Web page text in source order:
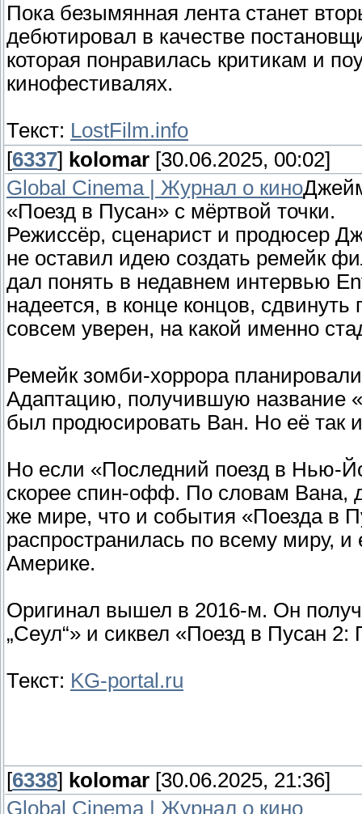
Пока безымянная лента станет
дебютировал в качестве
которая понравилась критикам и
кинофестивалях.
Текст: LostFilm.info
[6337] kolomar [30.06.2025, 00:02]
Global Cinema | Журнал о кино
«Поезд в Пусан» с мёртвой точки.
Режиссёр, сценарист и продюсер
не оставил идею создать ремейк
дал понять в недавнем интервью
надеется, в конце концов,
совсем уверен, на какой именно
Ремейк зомби-хоррора
Адаптацию, получившую название
был продюсировать Ван. Но её так
Но если «Последний поезд в Нью-
скорее спин-офф. По словам Вана,
же мире, что и события «Поезда в
распространилась по всему миру,
Америке.
Оригинал вышел в 2016-м. Он
„Сеул“» и сиквел «Поезд в Пусан 2:
Текст: KG-portal.ru
[6338] kolomar [30.06.2025, 21:36]
Global Cinema | Журнал о кино